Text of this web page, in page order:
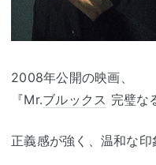
2008年公開の映画、
『Mr.ブルックス 完璧な
正義感が強く、温和な印